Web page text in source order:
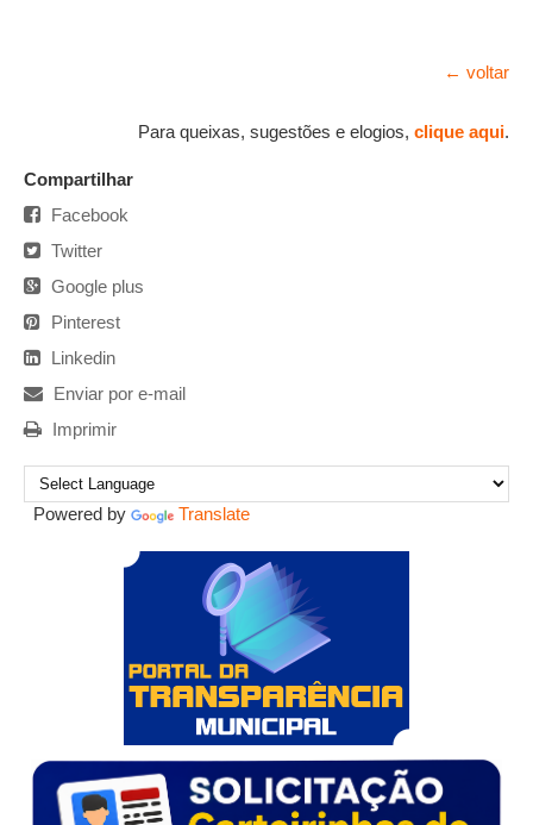
← voltar
Para queixas, sugestões e elogios, clique aqui.
Compartilhar
Facebook
Twitter
Google plus
Pinterest
Linkedin
Enviar por e-mail
Imprimir
Powered by Translate